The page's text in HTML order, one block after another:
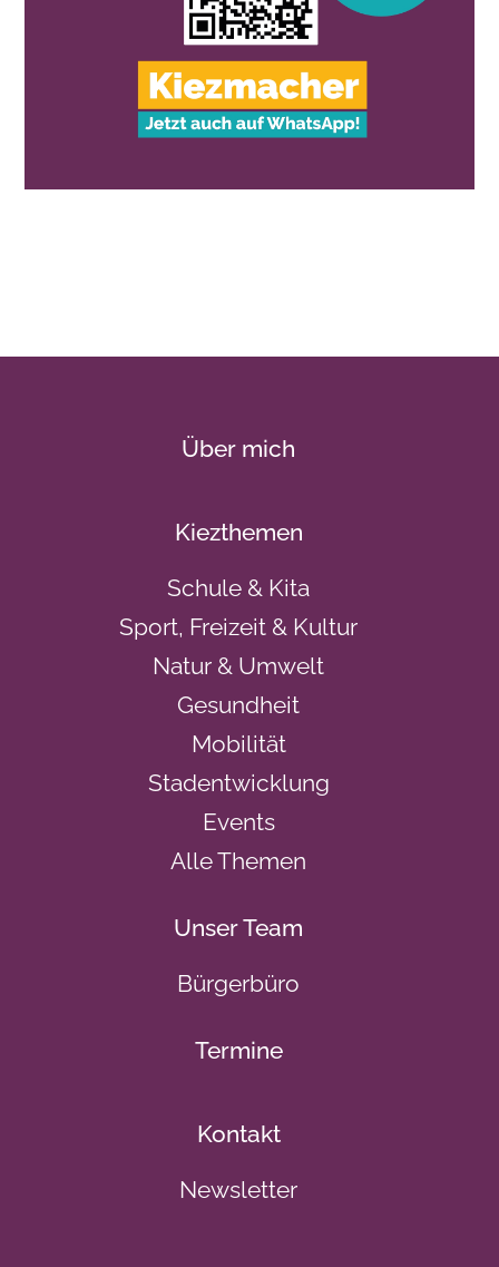
Über mich
Kiezthemen
Schule & Kita
Sport, Freizeit & Kultur
Natur & Umwelt
Gesundheit
Mobilität
Stadentwicklung
Events
Alle Themen
Unser Team
Bürgerbüro
Termine
Kontakt
Newsletter